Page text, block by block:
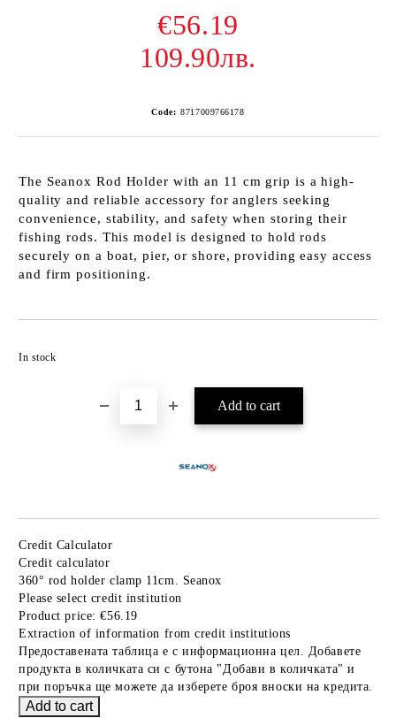
€56.19
109.90лв.
Code: 8717009766178
The Seanox Rod Holder with an 11 cm grip is a high-
quality and reliable accessory for anglers seeking
convenience, stability, and safety when storing their
fishing rods. This model is designed to hold rods
securely on a boat, pier, or shore, providing easy access
and firm positioning.
In stock
Credit Calculator
Credit calculator
360° rod holder clamp 11cm. Seanox
Please select credit institution
Product price: €56.19
Extraction of information from credit institutions
Предоставената таблица е с информационна цел. Добавете
продукта в количката си с бутона "Добави в количката" и
при поръчка ще можете да изберете броя вноски на кредита.